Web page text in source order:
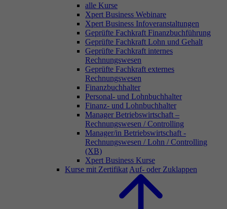
alle Kurse
Xpert Business Webinare
Xpert Business Infoveranstaltungen
Geprüfte Fachkraft Finanzbuchführung
Geprüfte Fachkraft Lohn und Gehalt
Geprüfte Fachkraft internes
Rechnungswesen
Geprüfte Fachkraft externes
Rechnungswesen
Finanzbuchhalter
Personal- und Lohnbuchhalter
Finanz- und Lohnbuchhalter
Manager Betriebswirtschaft –
Rechnungswesen / Controlling
Manager/in Betriebswirtschaft -
Rechnungswesen / Lohn / Controlling
(XB)
Xpert Business Kurse
Kurse mit Zertifikat Auf- oder Zuklappen